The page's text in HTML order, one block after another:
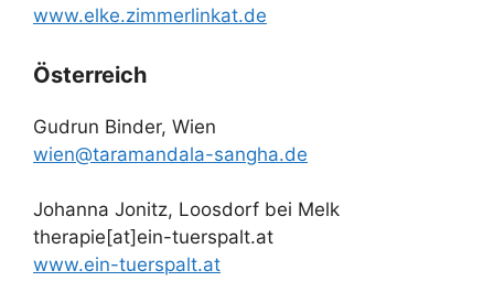
www.elke.zimmerlinkat.de
Österreich
Gudrun Binder, Wien
wien@taramandala-sangha.de
Johanna Jonitz, Loosdorf bei Melk
therapie[at]ein-tuerspalt.at
www.ein-tuerspalt.at